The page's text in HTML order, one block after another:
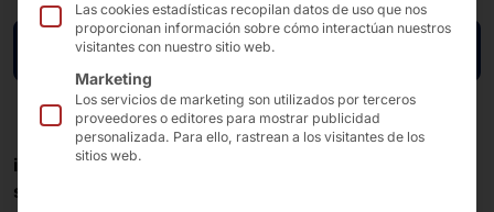
Ir a la página de la feria
it-sa Expo&Congress - La feria europea líder en
seguridad informática
Las cookies estadísticas recopilan datos de uso que nos
proporcionan información sobre cómo interactúan nuestros
visitantes con nuestro sitio web.
Marketing
Los servicios de marketing son utilizados por terceros
proveedores o editores para mostrar publicidad
personalizada. Para ello, rastrean a los visitantes de los
sitios web.